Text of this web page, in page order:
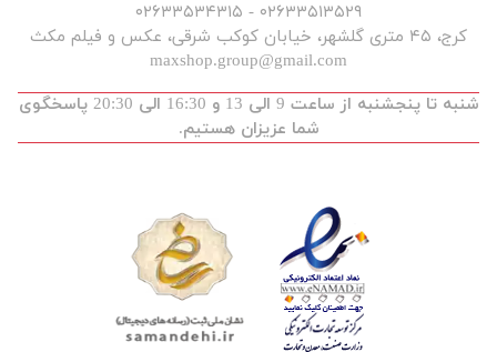
۰۲۶۳۳۵۱۳۵۲۹ - ۰۲۶۳۳۵۳۴۳۱۵
کرج، ۴۵ متری گلشهر، خیابان کوکب شرقی، عکس و فیلم مکث
maxshop.group@gmail.com
شنبه تا پنجشنبه از ساعت 9 الی 13 و 16:30 الی 20:30 پاسخگوی
شما عزیزان هستیم.